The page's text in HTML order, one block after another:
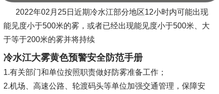
2022年02月25日近期冷水江部分地区12小时内可能出现
能见度小于500米的雾，或者已经出现能见度小于500米、大
于等于200米的雾并将持续
冷水江大雾黄色预警安全防范手册
1.有关部门和单位按照职责做好防雾准备工作；
2.机场、高速公路、轮渡码头等单位加强交通管理，保障安